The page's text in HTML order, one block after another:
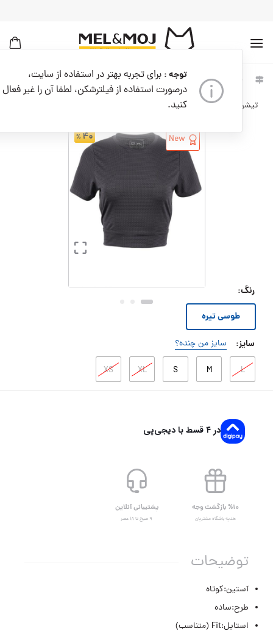
توجه : برای تجربه بهتر در استفاده از سایت،
درصورت استفاده از فیلترشکن، لطفا آن را غیر فعال
کنید.
بروید
لباس زنانه
تیشرت ورزشی زنانه کدW09202-104
۴۰ New
رنگ:
طوسی تیره
سایز:
L
M
S
XL
XS
سایز من چنده؟
در ۴ قسط با دیجی‌پی
%۱۰ بازگشت وجه
هدیه باشگاه مشتریان
پشتیبانی آنلاین
۹ صبح تا ۱۸ عصر
توضیحات
آستین:کوتاه
طرح:ساده
استایل:Fit (متناسب)